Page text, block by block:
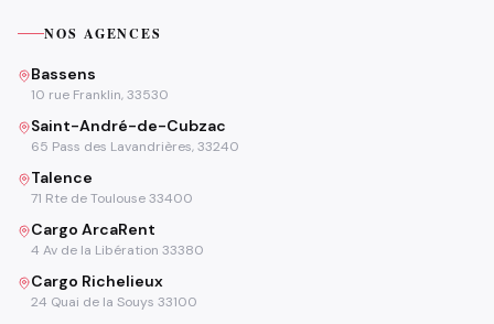
NOS AGENCES
Bassens
10 rue Franklin, 33530
Saint-André-de-Cubzac
65 Pass des Lavandrières, 33240
Talence
71 Rte de Toulouse 33400
Cargo ArcaRent
4 Av de la Libération 33380
Cargo Richelieux
24 Quai de la Souys 33100